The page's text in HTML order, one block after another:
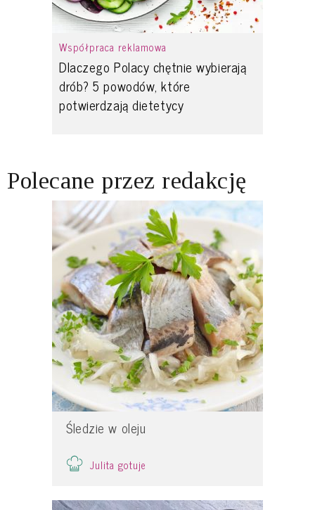
Współpraca reklamowa
Dlaczego Polacy chętnie wybierają
drób? 5 powodów, które
potwierdzają dietetycy
Polecane przez redakcję
Śledzie w oleju
Julita gotuje